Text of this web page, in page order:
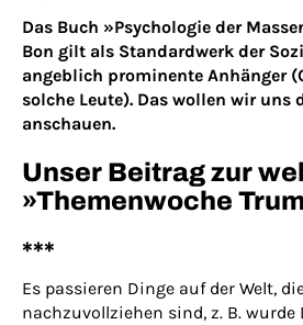
Das Buch »Psychologie der
Bon gilt als Standardwerk der
angeblich prominente Anhänger
solche Leute). Das wollen wir uns
anschauen.
Unser Beitrag zur
»Themenwoche
***
Es passieren Dinge auf der Welt,
nachzuvollziehen sind, z. B.